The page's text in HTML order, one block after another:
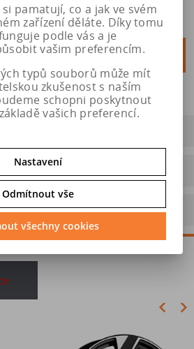
Hradci Králové bez poplatku. Možná

Do košíku
pamatují, co a jak ve svém
zařízení děláte. Díky tomu
podle vás a je
vašim preferencím.
typů souborů může mít
zkušenost s naším
schopni poskytnout
vašich preferencí.
Nastavení
Odmítnout vše
všechny cookies